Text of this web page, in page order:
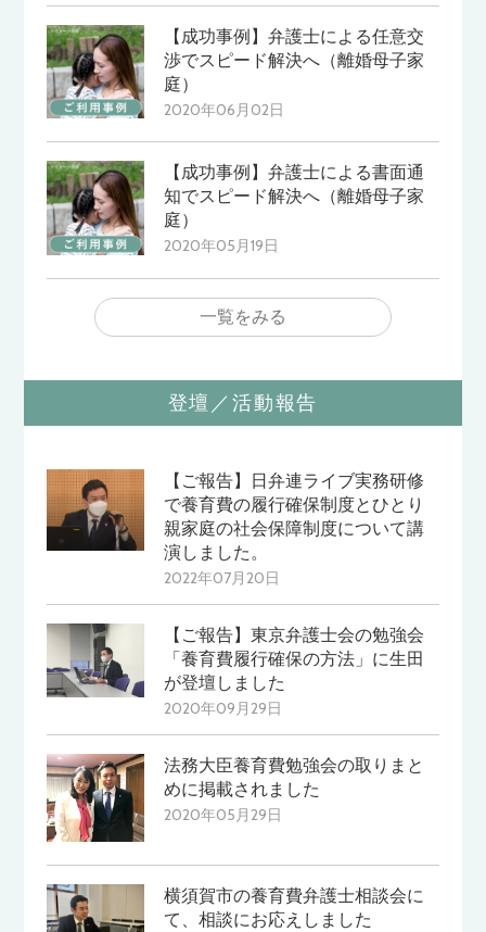
【成功事例】弁護士による任意交
渉でスピード解決へ（離婚母子家
庭）
2020年06月02日
【成功事例】弁護士による書面通
知でスピード解決へ（離婚母子家
庭）
2020年05月19日
一覧をみる
登壇／活動報告
【ご報告】日弁連ライブ実務研修
で養育費の履行確保制度とひとり
親家庭の社会保障制度について講
演しました。
2022年07月20日
【ご報告】東京弁護士会の勉強会
「養育費履行確保の方法」に生田
が登壇しました
2020年09月29日
法務大臣養育費勉強会の取りまと
めに掲載されました
2020年05月29日
横須賀市の養育費弁護士相談会に
て、相談にお応えしました